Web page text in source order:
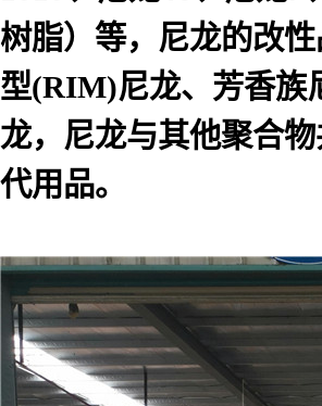
树脂）等，尼龙的改
型(RIM)尼龙、芳香族
龙，尼龙与其他聚合
代用品。